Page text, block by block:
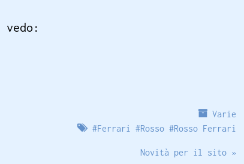
Varie
#Ferrari #Rosso#Rosso Ferrari
Novità per il sito »